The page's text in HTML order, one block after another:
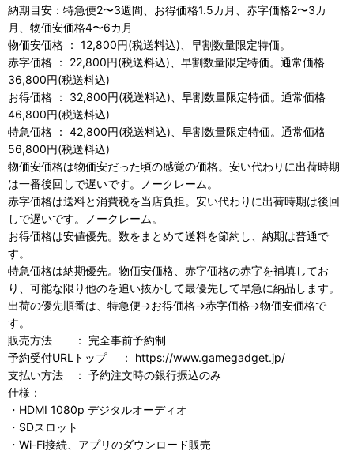
納期目安：特急便2〜3週間、お得価格1.5カ月、赤字価格2〜3カ
月、物価安価格4〜6カ月
物価安価格 ： 12,800円(税送料込)、早割数量限定特価。
赤字価格 ： 22,800円(税送料込)、早割数量限定特価。通常価格
36,800円(税送料込)
お得価格 ： 32,800円(税送料込)、早割数量限定特価。通常価格
46,800円(税送料込)
特急価格 ： 42,800円(税送料込)、早割数量限定特価。通常価格
56,800円(税送料込)
物価安価格は物価安だった頃の感覚の価格。安い代わりに出荷時期
は一番後回しで遅いです。ノークレーム。
赤字価格は送料と消費税を当店負担。安い代わりに出荷時期は後回
しで遅いです。ノークレーム。
お得価格は安値優先。数をまとめて送料を節約し、納期は普通で
す。
特急価格は納期優先。物価安価格、赤字価格の赤字を補填してお
り、可能な限り他のを追い抜かして最優先して早急に納品します。
出荷の優先順番は、特急便→お得価格→赤字価格→物価安価格で
す。
販売方法 ： 完全事前予約制
予約受付URLトップ ： https://www.gamegadget.jp/
支払い方法 ： 予約注文時の銀行振込のみ
仕様：
・HDMI 1080p デジタルオーディオ
・SDスロット
・Wi-Fi接続、アプリのダウンロード販売